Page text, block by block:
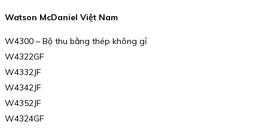
Watson McDaniel Việt Nam
W4300 – Bộ thu bằng thép không gỉ
W4322GF
W4332JF
W4342JF
W4352JF
W4324GF